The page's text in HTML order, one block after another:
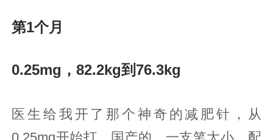
第1个月
0.25mg，82.2kg到76.3kg
医生给我开了那个神奇的减肥针，从